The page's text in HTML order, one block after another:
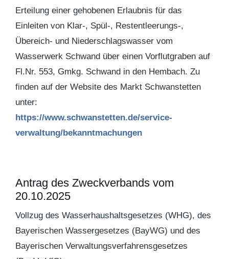
Erteilung einer gehobenen Erlaubnis für das
Einleiten von Klar-, Spül-, Restentleerungs-,
Übereich- und Niederschlagswasser vom
Wasserwerk Schwand über einen Vorflutgraben auf
Fl.Nr. 553, Gmkg. Schwand in den Hembach. Zu
finden auf der Website des Markt Schwanstetten
unter:
https://www.schwanstetten.de/service-
verwaltung/bekanntmachungen
Antrag des Zweckverbands vom
20.10.2025
Vollzug des Wasserhaushaltsgesetzes (WHG), des
Bayerischen Wassergesetzes (BayWG) und des
Bayerischen Verwaltungsverfahrensgesetzes